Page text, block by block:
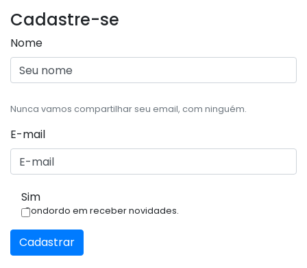
Cadastre-se
Nome
Nunca vamos compartilhar seu email, com ninguém.
E-mail
Sim
Condordo em receber novidades.
Cadastrar